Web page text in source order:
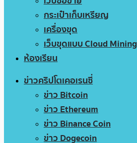
กระเป๋าเก็บเหรียญ
เครื่องขุด
เว็บขุดแบบ Cloud Mining
ห้องเรียน
ข่าวคริปโตเคอเรนซี่
ข่าว Bitcoin
ข่าว Ethereum
ข่าว Binance Coin
ข่าว Dogecoin